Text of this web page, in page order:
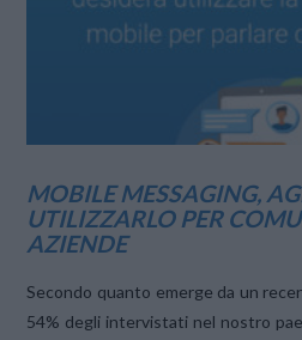
MOBILE MESSAGING,
UTILIZZARLO PER
AZIENDE
Secondo quanto emerge da un
54% degli intervistati nel nostro